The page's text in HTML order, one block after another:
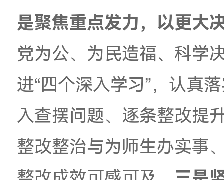
验，关键要实现学思
识，以更高站位扛牢
学细悟、带头对照检
立德树人根本任务结
来；通过深入学习校